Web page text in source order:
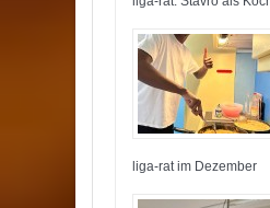
liga-rat im Dezember